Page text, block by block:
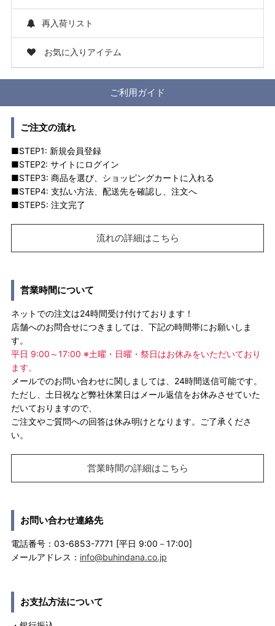
再入荷リスト
お気に入りアイテム
ご利用ガイド
ご注文の流れ
■STEP1: 新規会員登録
■STEP2: サイトにログイン
■STEP3: 商品を選び、ショッピングカートに入れる
■STEP4: 支払い方法、配送先を確認し、注文へ
■STEP5: 注文完了
流れの詳細はこちら
営業時間について
ネットでの注文は24時間受け付けております！
店舗へのお問合せにつきましては、下記の時間帯にお願いしま
す。
平日 9:00～17:00 ※土曜・日曜・祭日はお休みをいただいており
ます。
メールでのお問い合わせに関しましては、24時間送信可能です。
ただし、土日祝など弊社休業日はメール返信をお休みさせていた
だいておりますので、
ご注文やご質問への回答は休み明けとなります。ご了承くださ
い。
営業時間の詳細はこちら
お問い合わせ連絡先
電話番号：03-6853-7771 [平日 9:00－17:00]
メールアドレス： info@buhindana.co.jp
お支払方法について